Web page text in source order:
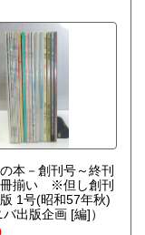
本－創刊号～終刊
冊揃い ※但し創刊
1号(昭和57年秋)
バ出版企画 [編]）